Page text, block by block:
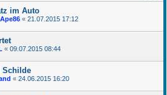
im Auto
« 21.07.2015 17:12
« 09.07.2015 08:44
Schilde
« 24.06.2015 16:20